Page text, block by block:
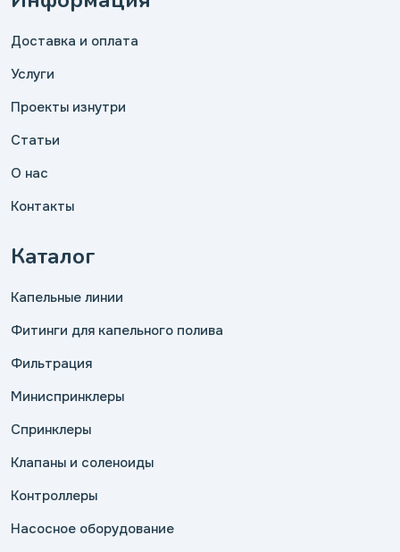
Доставка и оплата
Услуги
Проекты изнутри
Статьи
О нас
Контакты
Каталог
Капельные линии
Фитинги для капельного полива
Фильтрация
Миниспринклеры
Спринклеры
Клапаны и соленоиды
Контроллеры
Насосное оборудование